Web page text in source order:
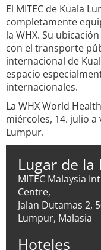
El MITEC de Kuala
completamente
la WHX. Su
con el transporte
internacional de
espacio
internacionales.
La WHX World
miércoles, 14. julio a
Lumpur.
Lugar de la
MITEC Malaysia
Centre,
Jalan Dutamas 2,
Lumpur, Malasia
Hoteles